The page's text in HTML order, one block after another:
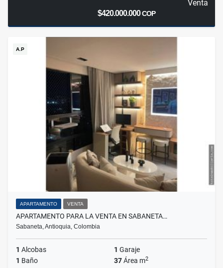
Venta
$420.000.000COP
A.P
APARTAMENTO VENTA
APARTAMENTO PARA LA VENTA EN SABANETA…
Sabaneta, Antioquia, Colombia
1 Alcobas 1 Garaje
1 Baño 37Área m2